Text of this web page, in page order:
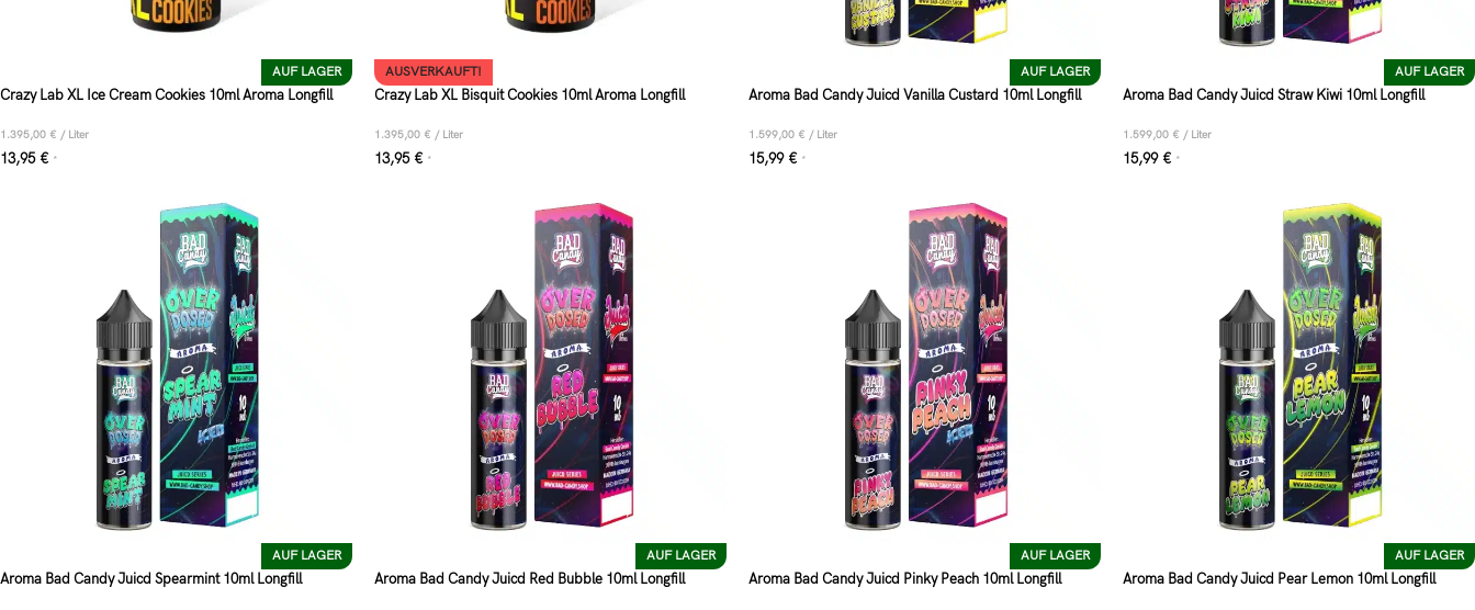
AUF LAGER
Crazy Lab XL Ice Cream Cookies 10ml Aroma Longfill
1.395,00 € / Liter
13,95 € *
AUSVERKAUFT!
Crazy Lab XL Bisquit Cookies 10ml Aroma Longfill
1.395,00 € / Liter
13,95 € *
AUF LAGER
Aroma Bad Candy Juicd Vanilla Custard 10ml Longfill
1.599,00 € / Liter
15,99 € *
AUF LAGER
Aroma Bad Candy Juicd Straw Kiwi 10ml Longfill
1.599,00 € / Liter
15,99 € *
AUF LAGER
Aroma Bad Candy Juicd Spearmint 10ml Longfill
AUF LAGER
Aroma Bad Candy Juicd Red Bubble 10ml Longfill
AUF LAGER
Aroma Bad Candy Juicd Pinky Peach 10ml Longfill
AUF LAGER
Aroma Bad Candy Juicd Pear Lemon 10ml Longfill